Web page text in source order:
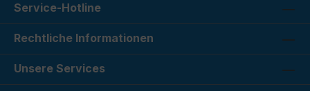
Service-Hotline
Rechtliche Informationen
Unsere Services